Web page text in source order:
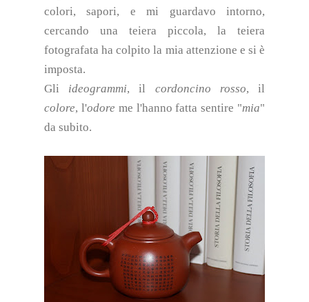
colori, sapori, e mi guardavo intorno,
cercando una teiera piccola, la teiera
fotografata ha colpito la mia attenzione e si è
imposta.
Gli ideogrammi, il cordoncino rosso, il
colore, l'odore me l'hanno fatta sentire "mia"
da subito.